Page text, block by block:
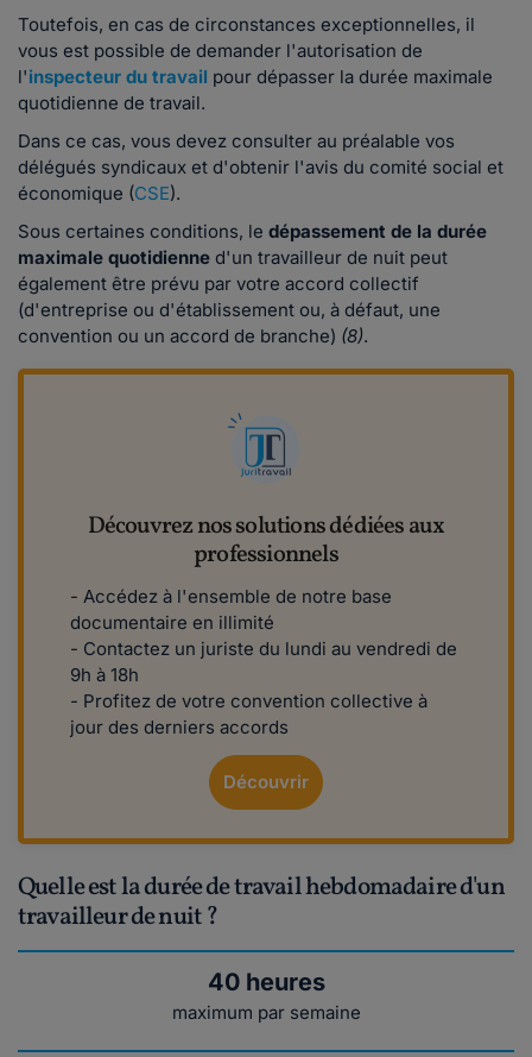
Toutefois, en cas de circonstances exceptionnelles, il
vous est possible de demander l'autorisation de
l'inspecteur du travail pour dépasser la durée maximale
quotidienne de travail.
Dans ce cas, vous devez consulter au préalable vos
délégués syndicaux et d'obtenir l'avis du comité social et
économique (CSE).
Sous certaines conditions, le dépassement de la durée
maximale quotidienne d'un travailleur de nuit peut
également être prévu par votre accord collectif
(d'entreprise ou d'établissement ou, à défaut, une
convention ou un accord de branche) (8).
Découvrez nos solutions dédiées aux
professionnels
- Accédez à l'ensemble de notre base
documentaire en illimité
- Contactez un juriste du lundi au vendredi de
9h à 18h
- Profitez de votre convention collective à
jour des derniers accords
Découvrir
Quelle est la durée de travail hebdomadaire d'un
travailleur de nuit ?
40 heures
maximum par semaine